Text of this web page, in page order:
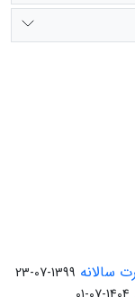
سالانه 1399-07-23